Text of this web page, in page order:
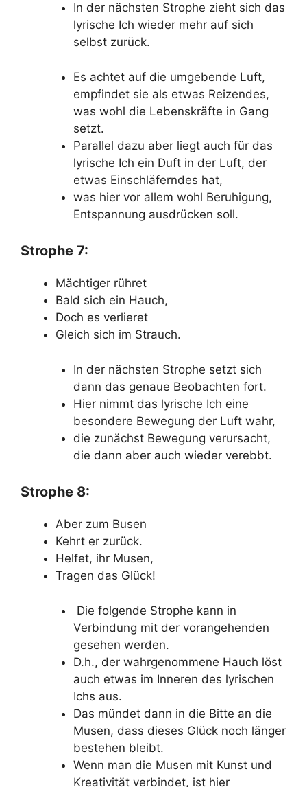
In der nächsten Strophe zieht sich das
lyrische Ich wieder mehr auf sich
selbst zurück.
Es achtet auf die umgebende Luft,
empfindet sie als etwas Reizendes,
was wohl die Lebenskräfte in Gang
setzt.
Parallel dazu aber liegt auch für das
lyrische Ich ein Duft in der Luft, der
etwas Einschläferndes hat,
was hier vor allem wohl Beruhigung,
Entspannung ausdrücken soll.
Strophe 7:
Mächtiger rühret
Bald sich ein Hauch,
Doch es verlieret
Gleich sich im Strauch.
In der nächsten Strophe setzt sich
dann das genaue Beobachten fort.
Hier nimmt das lyrische Ich eine
besondere Bewegung der Luft wahr,
die zunächst Bewegung verursacht,
die dann aber auch wieder verebbt.
Strophe 8:
Aber zum Busen
Kehrt er zurück.
Helfet, ihr Musen,
Tragen das Glück!
Die folgende Strophe kann in
Verbindung mit der vorangehenden
gesehen werden.
D.h., der wahrgenommene Hauch löst
auch etwas im Inneren des lyrischen
Ichs aus.
Das mündet dann in die Bitte an die
Musen, dass dieses Glück noch länger
bestehen bleibt.
Wenn man die Musen mit Kunst und
Kreativität verbindet, ist hier